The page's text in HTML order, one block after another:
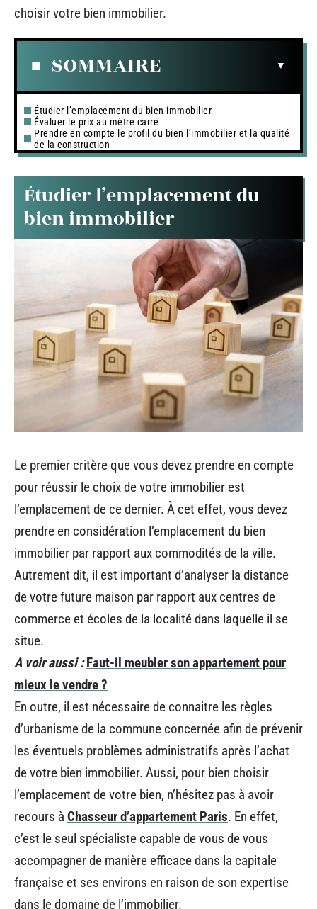
choisir votre bien immobilier.
SOMMAIRE
Étudier l’emplacement du bien immobilier
Évaluer le prix au mètre carré
Prendre en compte le profil du bien l’immobilier et la qualité
de la construction
Étudier l’emplacement du
bien immobilier
Le premier critère que vous devez prendre en compte
pour réussir le choix de votre immobilier est
l’emplacement de ce dernier. À cet effet, vous devez
prendre en considération l’emplacement du bien
immobilier par rapport aux commodités de la ville.
Autrement dit, il est important d’analyser la distance
de votre future maison par rapport aux centres de
commerce et écoles de la localité dans laquelle il se
situe.
A voir aussi : Faut-il meubler son appartement pour
mieux le vendre ?
En outre, il est nécessaire de connaitre les règles
d’urbanisme de la commune concernée afin de prévenir
les éventuels problèmes administratifs après l’achat
de votre bien immobilier. Aussi, pour bien choisir
l’emplacement de votre bien, n’hésitez pas à avoir
recours à Chasseur d’appartement Paris. En effet,
c’est le seul spécialiste capable de vous de vous
accompagner de manière efficace dans la capitale
française et ses environs en raison de son expertise
dans le domaine de l’immobilier.